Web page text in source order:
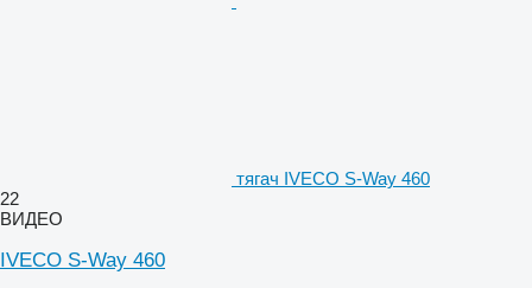
тягач IVECO S-Way 460
22
ВИДЕО
IVECO S-Way 460